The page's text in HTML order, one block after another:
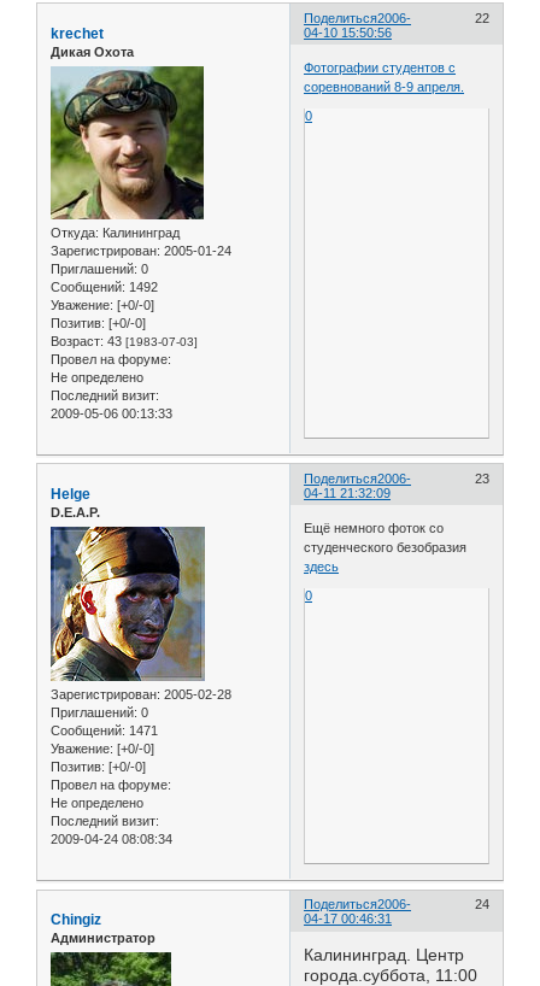
Поделиться 22
2006-
04-10 15:50:56
krechet
Дикая Охота
Откуда: Калининград
Зарегистрирован: 2005-01-24
Приглашений: 0
Сообщений: 1492
Уважение: [+0/-0]
Позитив: [+0/-0]
Возраст: 43 [1983-07-03]
Провел на форуме:
Не определено
Последний визит:
2009-05-06 00:13:33
Фотографии студентов с
соревнований 8-9 апреля.
0
Поделиться 23
2006-
04-11 21:32:09
Helge
D.E.A.P.
Зарегистрирован: 2005-02-28
Приглашений: 0
Сообщений: 1471
Уважение: [+0/-0]
Позитив: [+0/-0]
Провел на форуме:
Не определено
Последний визит:
2009-04-24 08:08:34
Ещё немного фоток со
студенческого безобразия
здесь
0
Поделиться 24
2006-
04-17 00:46:31
Chingiz
Администратор
Калининград. Центр
города.суббота, 11:00